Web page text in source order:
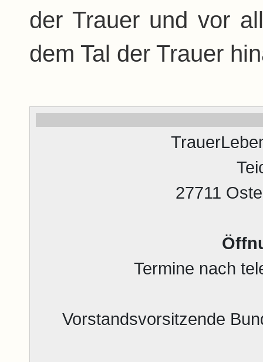
der Trauer und vor
dem Tal der Trauer
27711
Termine nach
Vorstandsvorsitzende